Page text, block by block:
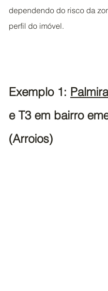
dependendo do risco da
perfil do imóvel.
Exemplo 1: Palmira
e T3 em bairro
(Arroios)